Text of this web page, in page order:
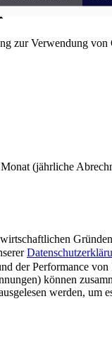
zur Verwendung von
(jährliche
der Performance
können
werden,